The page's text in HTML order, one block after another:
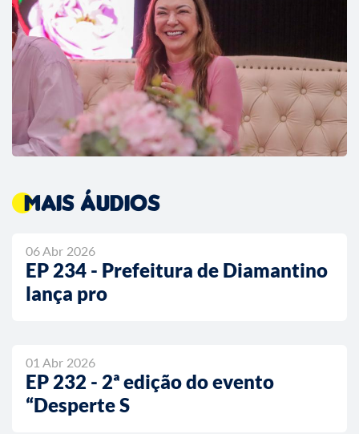
Mais áudios
06 Abr 2026
EP 234 - Prefeitura de Diamantino
lança pro
01 Abr 2026
EP 232 - 2ª edição do evento
“Desperte S